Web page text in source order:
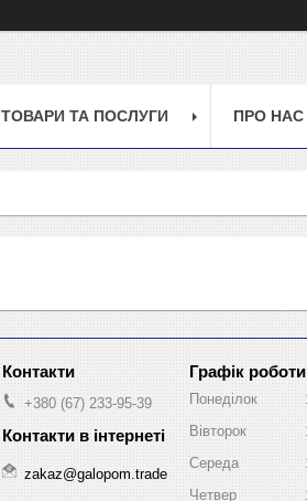
ТОВАРИ ТА ПОСЛУГИ ПРО НАС
+380 (67) 233-95-39
zakaz@galopom.trade
Графік роботи
Понеділок
Вівторок
Середа
Четвер